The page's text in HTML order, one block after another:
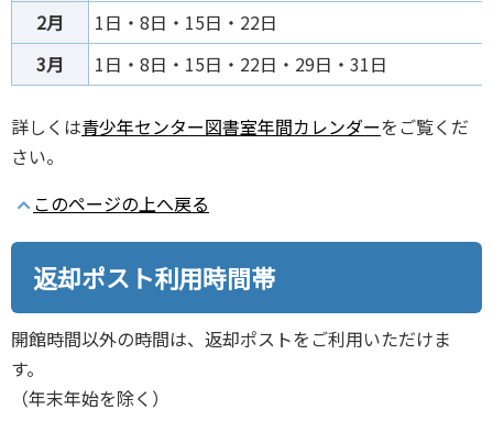
2月
1⽇‧8⽇‧15⽇‧22⽇
3月
1⽇‧8⽇‧15⽇‧22日・29⽇‧31⽇
詳しくは青少年センター図書室年間カレンダーをご覧くだ
さい。
このページの上へ戻る
返却ポスト利用時間帯
開館時間以外の時間は、返却ポストをご利用いただけま
す。
（年末年始を除く）